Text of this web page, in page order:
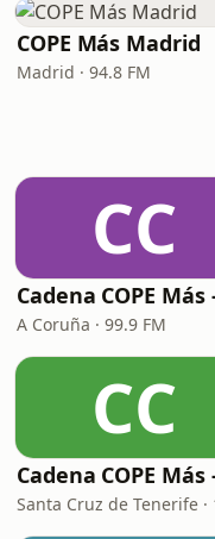
COPE Más Madrid
Madrid · 94.8 FM
CC
A Coruña · 99.9 FM
CC